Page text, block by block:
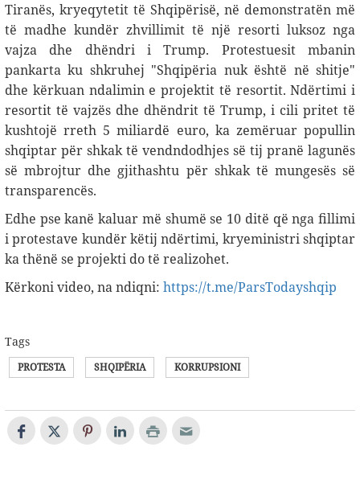
Tiranës, kryeqytetit të Shqipërisë, në demonstratën më
të madhe kundër zhvillimit të një resorti luksoz nga
vajza dhe dhëndri i Trump. Protestuesit mbanin
pankarta ku shkruhej "Shqipëria nuk është në shitje"
dhe kërkuan ndalimin e projektit të resortit. Ndërtimi i
resortit të vajzës dhe dhëndrit të Trump, i cili pritet të
kushtojë rreth 5 miliardë euro, ka zemëruar popullin
shqiptar për shkak të vendndodhjes së tij pranë lagunës
së mbrojtur dhe gjithashtu për shkak të mungesës së
transparencës.
Edhe pse kanë kaluar më shumë se 10 ditë që nga fillimi
i protestave kundër këtij ndërtimi, kryeministri shqiptar
ka thënë se projekti do të realizohet.
Kërkoni video, na ndiqni: https://t.me/ParsTodayshqip
Tags
PROTESTA SHQIPËRIA KORRUPSIONI